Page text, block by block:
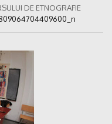
DE ETNOGRAFIE